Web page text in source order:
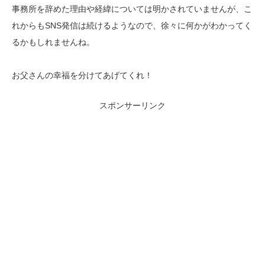
事務所を辞めた理由や経緯については明かされていませんが、こ
れからもSNS発信は続けるようなので、徐々に何かがわかってく
るかもしれませんね。
お父さんの幸福を分けてあげてくれ！
スポンサーリンク